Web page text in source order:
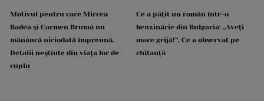
Motivul pentru care Mircea
Badea și Carmen Brumă nu
mănâncă niciodată împreună.
Detalii neștiute din viața lor de
cuplu
Ce a pățit un român într-o
benzinărie din Bulgaria: „Aveți
mare grijă!”. Ce a observat pe
chitanță